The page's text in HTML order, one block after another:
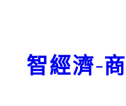
智經濟-